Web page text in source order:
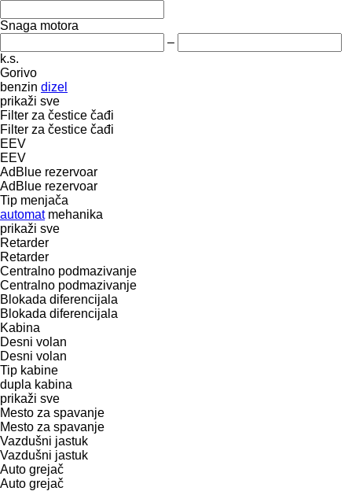
Snaga motora
–
k.s.
Gorivo
benzin dizel
prikaži sve
Filter za čestice čađi
Filter za čestice čađi
EEV
EEV
AdBlue rezervoar
AdBlue rezervoar
Tip menjača
automat mehanika
prikaži sve
Retarder
Retarder
Centralno podmazivanje
Centralno podmazivanje
Blokada diferencijala
Blokada diferencijala
Kabina
Desni volan
Desni volan
Tip kabine
dupla kabina
prikaži sve
Mesto za spavanje
Mesto za spavanje
Vazdušni jastuk
Vazdušni jastuk
Auto grejač
Auto grejač